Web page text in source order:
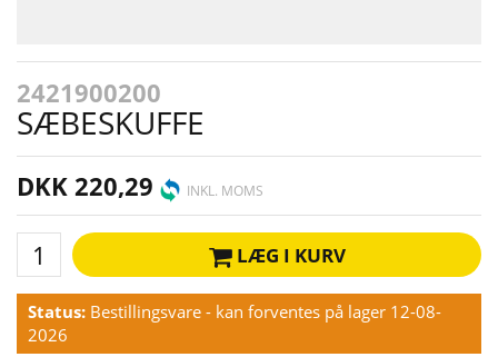
2421900200
SÆBESKUFFE
DKK 220,29 INKL. MOMS
LÆG I KURV
Status: Bestillingsvare - kan forventes på lager 12-08-
2026